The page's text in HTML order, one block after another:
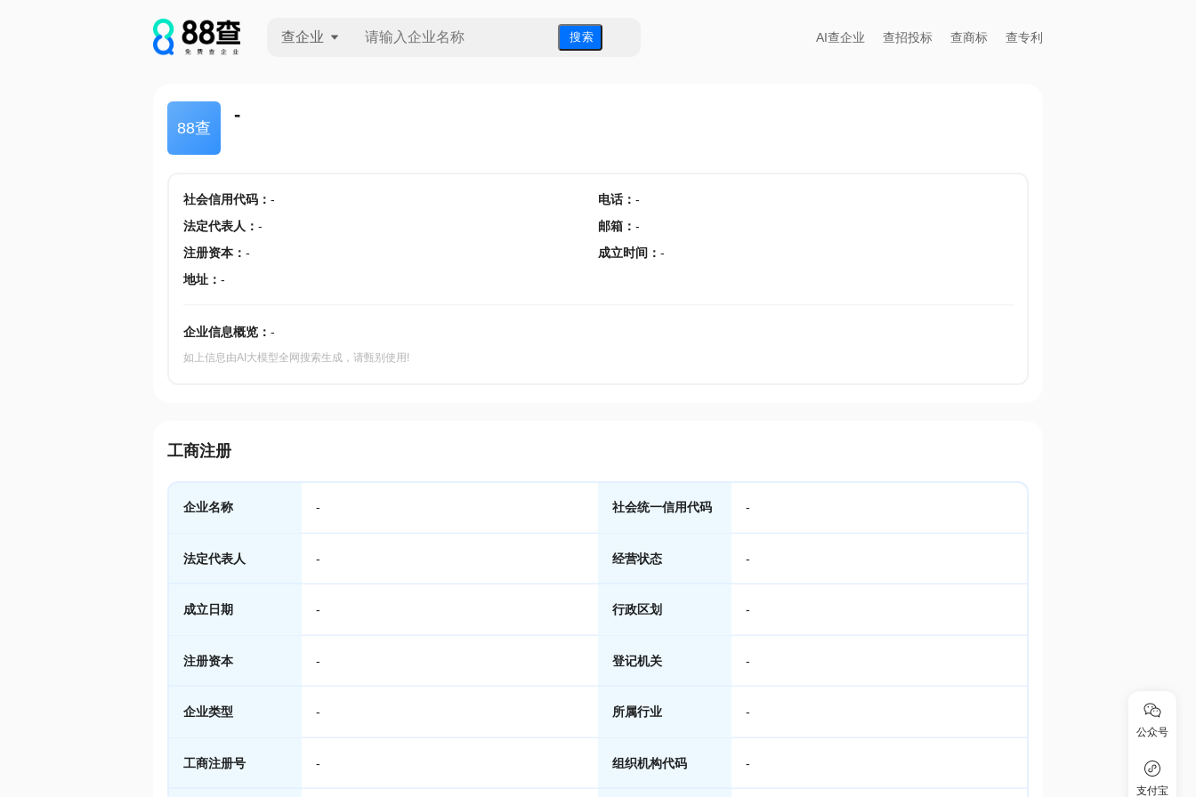
查企业 搜 索 AI查企业 查招投标 查商标 查专利
88查
-
社会信用代码： - 电话： -
法定代表人 ： - 邮箱 ： -
注册资本： - 成立时间 ： -
地址： -
企业信息概览： -
如上信息由AI大模型全网搜索生成，请甄别使用!
工商注册
企业名称 - 社会统一信用代码 -
法定代表人 - 经营状态 -
成立日期 - 行政区划 -
注册资本 - 登记机关 -
企业类型 - 所属行业 -
工商注册号 - 组织机构代码 -
公众号
支付宝